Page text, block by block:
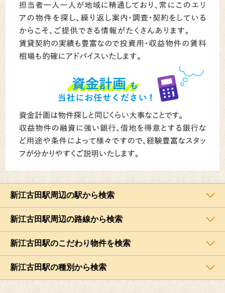
新江古田駅周辺の駅から検索
新江古田駅周辺の路線から検索
新江古田駅のこだわり物件を検索
新江古田駅の種別から検索